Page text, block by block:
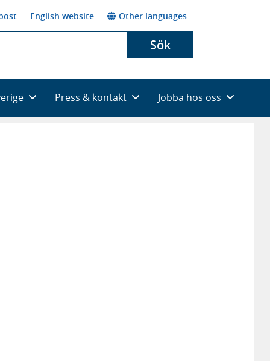
English website Other languages
Sök
Press & kontakt Jobba hos oss